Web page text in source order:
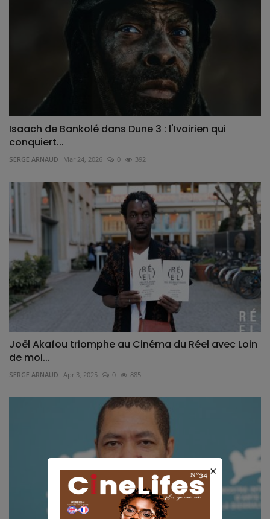
Isaach de Bankolé dans Dune 3 : l'Ivoirien qui
conquiert...
SERGE ARNAUD Mar 24, 2026 0 392
Joël Akafou triomphe au Cinéma du Réel avec Loin
de moi...
SERGE ARNAUD Apr 3, 2025 0 885
×